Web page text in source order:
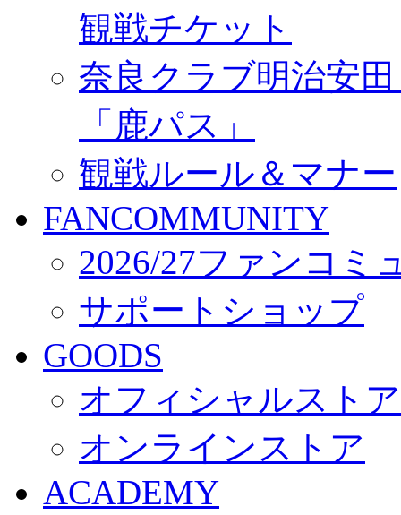
観戦チケット
奈良クラブ明治安
「鹿パス」
観戦ルール＆マナー
FANCOMMUNITY
2026/27ファンコミ
サポートショップ
GOODS
オフィシャルスト
オンラインストア
ACADEMY